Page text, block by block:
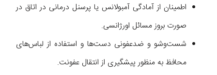
اطمینان از آمادگی آمبولانس یا پرسنل درمانی در اتاق در
صورت بروز مسائل اورژانسی.
شست‌وشو و ضدعفونی دست‌ها و استفاده از لباس‌های
محافظ به منظور پیشگیری از انتقال عفونت.